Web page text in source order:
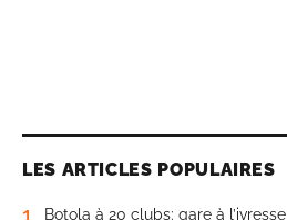
LES ARTICLES POPULAIRES
1 Botola à 20 clubs: gare à l’ivresse